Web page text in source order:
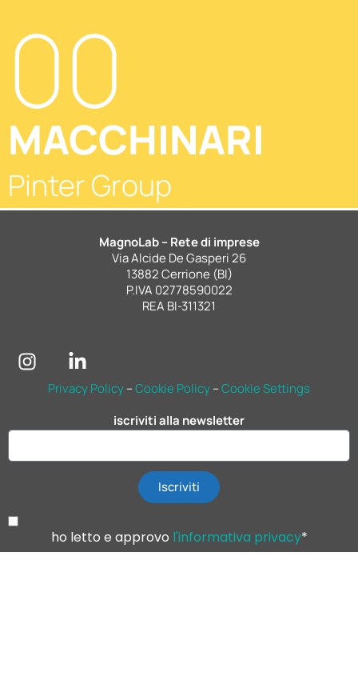
00
MACCHINARI
Pinter Group
MagnoLab – Rete di imprese
Via Alcide De Gasperi 26
13882 Cerrione (BI)
P.IVA 02778590022
REA BI-311321
Privacy Policy–Cookie Policy–Cookie Settings
iscriviti alla newsletter
ho letto e approvo l'informativa privacy*
Iscriviti